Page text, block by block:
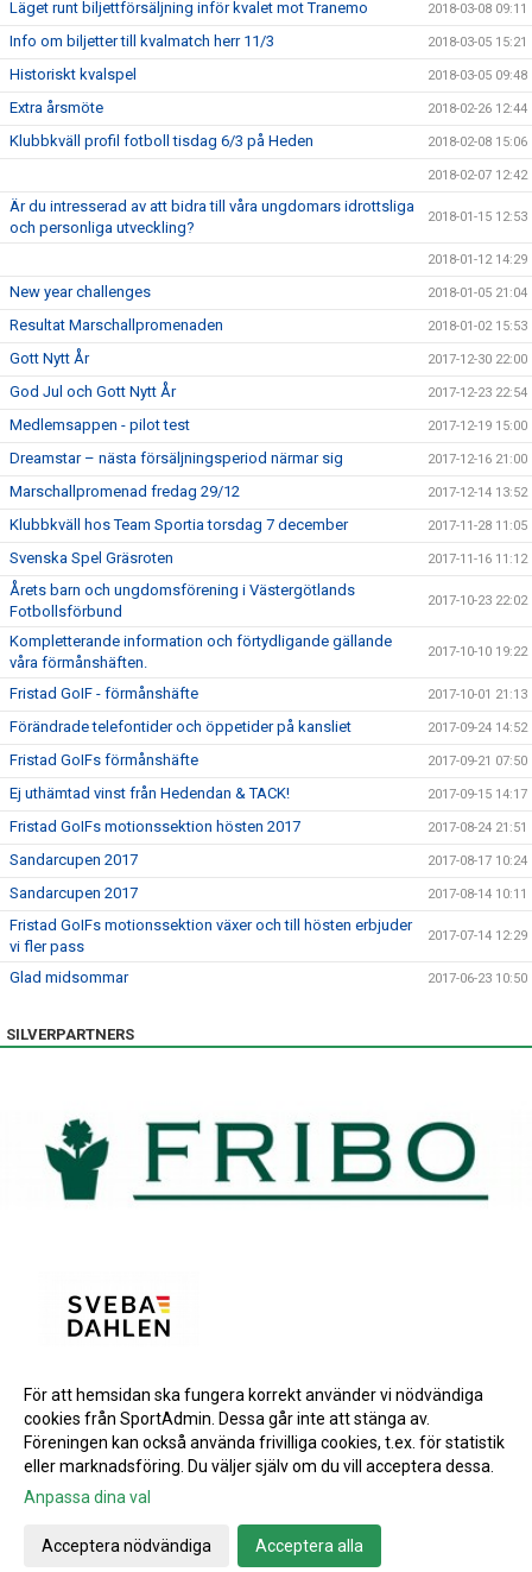
Läget runt biljettförsäljning inför kvalet mot Tranemo 2018-03-08 09:11
Info om biljetter till kvalmatch herr 11/3 2018-03-05 15:21
Historiskt kvalspel 2018-03-05 09:48
Extra årsmöte 2018-02-26 12:44
Klubbkväll profil fotboll tisdag 6/3 på Heden 2018-02-08 15:06
2018-02-07 12:42
Är du intresserad av att bidra till våra ungdomars idrottsliga
och personliga utveckling?
2018-01-15 12:53
2018-01-12 14:29
New year challenges 2018-01-05 21:04
Resultat Marschallpromenaden 2018-01-02 15:53
Gott Nytt År 2017-12-30 22:00
God Jul och Gott Nytt År 2017-12-23 22:54
Medlemsappen - pilot test 2017-12-19 15:00
Dreamstar – nästa försäljningsperiod närmar sig 2017-12-16 21:00
Marschallpromenad fredag 29/12 2017-12-14 13:52
Klubbkväll hos Team Sportia torsdag 7 december 2017-11-28 11:05
Svenska Spel Gräsroten 2017-11-16 11:12
Årets barn och ungdomsförening i Västergötlands
Fotbollsförbund
2017-10-23 22:02
Kompletterande information och förtydligande gällande
våra förmånshäften.
2017-10-10 19:22
Fristad GoIF - förmånshäfte 2017-10-01 21:13
Förändrade telefontider och öppetider på kansliet 2017-09-24 14:52
Fristad GoIFs förmånshäfte 2017-09-21 07:50
Ej uthämtad vinst från Hedendan & TACK! 2017-09-15 14:17
Fristad GoIFs motionssektion hösten 2017 2017-08-24 21:51
Sandarcupen 2017 2017-08-17 10:24
Sandarcupen 2017 2017-08-14 10:11
Fristad GoIFs motionssektion växer och till hösten erbjuder
vi fler pass
2017-07-14 12:29
Glad midsommar 2017-06-23 10:50
SILVERPARTNERS
BRONSPARTNERS
INSTAGRAM
Gå till Webbversion
För att hemsidan ska fungera korrekt använder vi nödvändiga
cookies från SportAdmin. Dessa går inte att stänga av.
Föreningen kan också använda frivilliga cookies, t.ex. för statistik
eller marknadsföring. Du väljer själv om du vill acceptera dessa.
Anpassa dina val
Acceptera nödvändiga Acceptera alla